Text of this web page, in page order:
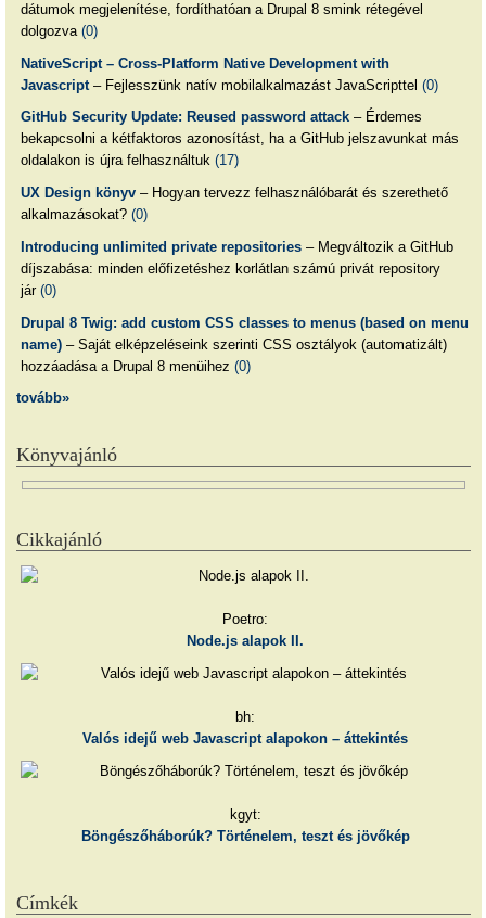
dátumok megjelenítése, fordíthatóan a Drupal 8 smink rétegével
dolgozva (0)
NativeScript – Cross-Platform Native Development with
Javascript– Fejlesszünk natív mobilalkalmazást JavaScripttel (0)
GitHub Security Update: Reused password attack– Érdemes
bekapcsolni a kétfaktoros azonosítást, ha a GitHub jelszavunkat más
oldalakon is újra felhasználtuk (17)
UX Design könyv– Hogyan tervezz felhasználóbarát és szerethető
alkalmazásokat? (0)
Introducing unlimited private repositories– Megváltozik a GitHub
díjszabása: minden előfizetéshez korlátlan számú privát repository
jár (0)
Drupal 8 Twig: add custom CSS classes to menus (based on menu
name)– Saját elképzeléseink szerinti CSS osztályok (automatizált)
hozzáadása a Drupal 8 menüihez (0)
tovább»
Könyvajánló
Cikkajánló
Poetro:
Node.js alapok II.
bh:
Valós idejű web Javascript alapokon – áttekintés
kgyt:
Böngészőháborúk? Történelem, teszt és jövőkép
Címkék